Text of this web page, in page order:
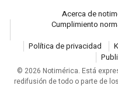
Acerca de
Cumplimiento
Política de privacidad
© 2026 Notimérica. Está
redifusión de todo o parte de